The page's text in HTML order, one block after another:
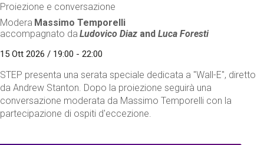
Proiezione e conversazione
Modera Massimo Temporelli
accompagnato da Ludovico Diaz andLuca Foresti
15 Ott 2026 / 19:00 - 22:00
STEP presenta una serata speciale dedicata a "Wall-E", diretto
da Andrew Stanton. Dopo la proiezione seguirà una
conversazione moderata da Massimo Temporelli con la
partecipazione di ospiti d'eccezione.